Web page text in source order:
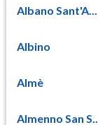
Albano Sant'A...
Albino
Almè
Almenno San S...